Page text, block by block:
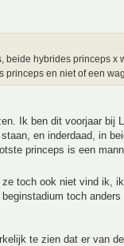
beide hybrides princeps x
en niet of een
Ik ben dit voorjaar bij
en inderdaad, in
princeps is een
toch ook niet vind ik,
toch anders
te zien dat er van